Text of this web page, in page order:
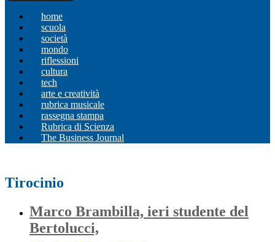
home
scuola
società
mondo
riflessioni
cultura
tech
arte e creatività
rubrica musicale
rassegna stampa
Rubrica di Scienza
The Business Journal
Tirocinio
Marco Brambilla, ieri studente del
Bertolucci,